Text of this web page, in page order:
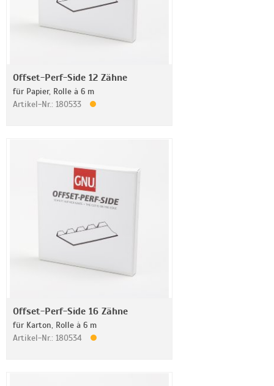
Offset-Perf-Side 12 Zähne
für Papier, Rolle à 6 m
Artikel-Nr.: 180533
Offset-Perf-Side 16 Zähne
für Karton, Rolle à 6 m
Artikel-Nr.: 180534